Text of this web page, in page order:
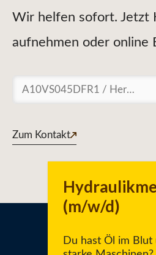
Wir helfen sofort. Jetzt
aufnehmen oder online
Suchen
Zum Kontakt
Du hast Öl im Blut